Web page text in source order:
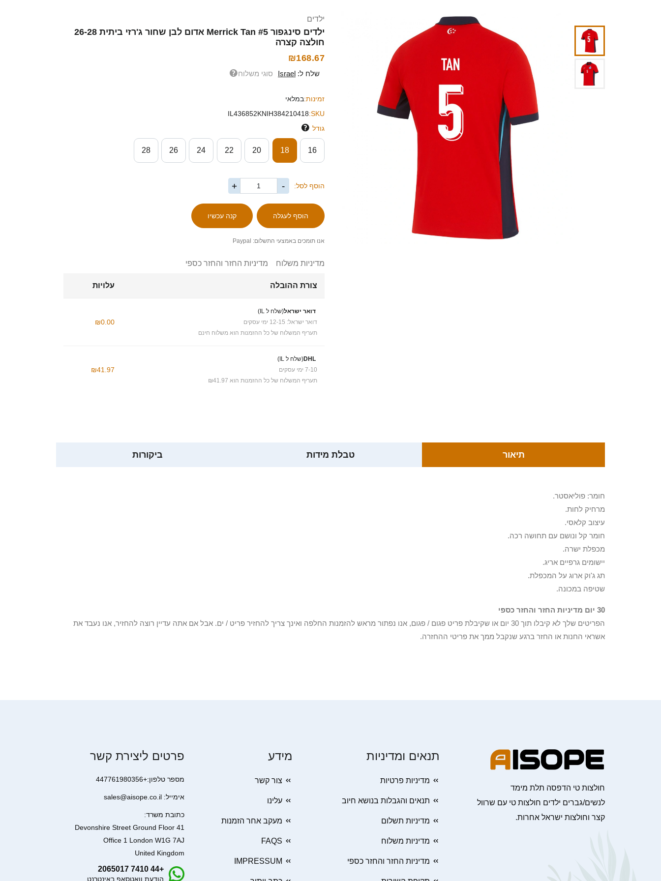
ילדים
ילדים סינגפור Merrick Tan #5 אדום לבן שחור ג'רזי ביתית 26-28
חולצה קצרה
₪168.67
שלח ל: Israel סוגי משלוח
זמינות:במלאי
SKU:
IL436852KNIH384210418
גודל
16
18
20
22
24
26
28
הוסף לסל: -
+
אנו תומכים באמצעי התשלום: Paypal
מדיניות משלוח מדיניות החזר והחזר כספי
צורת ההובלה עלויות
דואר ישראל(שלח ל IL)
דואר ישראל: 12-15 ימי עסקים
תעריף המשלוח של כל ההזמנות הוא משלוח חינם
₪0.00
DHL(שלח ל IL)
7-10 ימי עסקים
תעריף המשלוח של כל ההזמנות הוא ₪41.97
₪41.97
תיאור טבלת מידות ביקורות
חומר: פוליאסטר.
מרחיק לחות.
עיצוב קלאסי.
חומר קל ונושם עם תחושה רכה.
מכפלת ישרה.
יישומים גרפיים אריג.
תג ג'וק ארוג על המכפלת.
שטיפה במכונה.
30 יום מדיניות החזר והחזר כספי
הפריטים שלך לא קיבלו תוך 30 יום או שקיבלת פריט פגום / פגום, אנו נפתור מראש להזמנות החלפה ואינך צריך להחזיר פריט / ים. אבל אם אתה עדיין רוצה להחזיר, אנו נעבד את
אשראי החנות או החזר ברגע שנקבל ממך את פריטי ההחזרה.
חולצות טי הדפסה תלת מימד
לנשים/גברים ילדים חולצות טי עם שרוול
קצר וחולצות ישראל אחרות.
תנאים ומדיניות
מדיניות פרטיות
תנאים והגבלות בנושא חיוב
מדיניות תשלום
מדיניות משלוח
מדיניות החזר והחזר כספי
מידע
צור קשר
עלינו
מעקב אחר הזמנות
FAQS
IMPRESSUM
פרטים ליצירת קשר
מספר טלפון:+447761980356
אימייל: sales@aisope.co.il
כתובת משרד:
41 Devonshire Street Ground Floor
Office 1 London W1G 7AJ
United Kingdom
+44 7410 2065017
הודעת וואטסאפ באינטרנט